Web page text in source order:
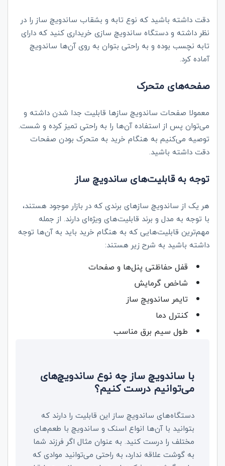
دقت داشته باشید که نوع تابه و بشقاب ساندویچ ساز را در
نظر داشته و دستگاه ساندویچ سازی خریداری کنید که دارای
تابه نچسب بوده و به راحتی بتوان به روی آن‌ها ساندویچ
آماده کرد.
صفحه‌های متحرک
معمولا صفحات ساندویچ سازها قابلیت جدا شدن داشته و
می‌توان پس از استفاده آن‌ها را به راحتی تمیز کرده و شست.
توصیه می‌کنیم به هنگام خرید به متحرک بودن صفحات
دقت داشته باشید.
توجه به قابلیت‌های ساندویچ ساز
هر یک از ساندویچ سازهای برندی که در بازار موجود هستند،
با توجه به مدل و برند قابلیت‌های ویژه‌ای دارند. از جمله
مهم‌ترین قابلیت‌هایی که به هنگام خرید باید به آن‌ها توجه
داشته باشید به شرح زیر هستند:
قفل حفاظتی پنل‌ها و صفحات
شاخص گرمایش
تایمر ساندویچ ساز
کنترل دما
طول سیم برق مناسب
با ساندویچ ساز چه نوع ساندویچ‌های
می‌توانیم درست کنیم؟
دستگاه‌های ساندویچ ساز این قابلیت را دارند که
بتوانید با آن‌ها انواع اسنک و ساندویچ با طعم‌های
مختلف را درست کنید. به عنوان مثال اگر فرزند شما
به گوشت علاقه ندارد، به راحتی می‌توانید موادی که